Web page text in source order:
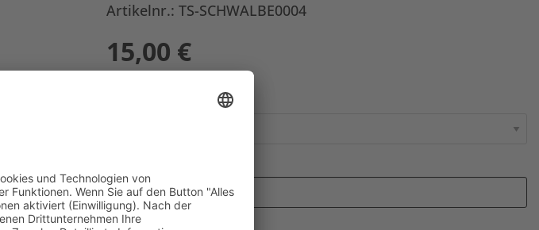
Artikelnr.: TS-SCHWALBE0004
15,00 €